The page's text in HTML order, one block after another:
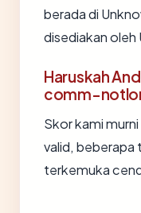
berada di
disediakan oleh
Haruskah
comm-
Skor kami
valid, beberapa
terkemuka